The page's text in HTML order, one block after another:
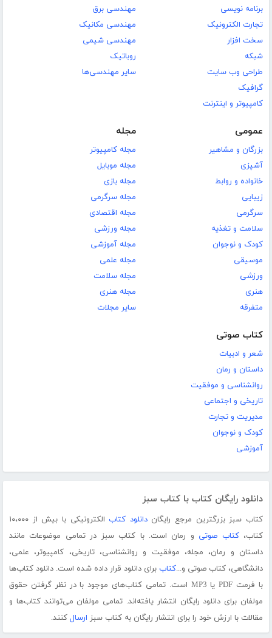
برنامه نویسی
تجارت الکترونیک
سخت افزار
شبکه
طراحی وب سایت
گرافیک
کامپیوتر و اینترنت
مهندسی برق
مهندسی مکانیک
مهندسی شیمی
روباتیک
سایر مهندسی‌ها
عمومی
بزرگان و مشاهیر
آشپزی
خانواده و روابط
زیبایی
سرگرمی
سلامت و تغذیه
کودک و نوجوان
موسیقی
ورزشی
هنری
متفرقه
مجله
مجله کامپیوتر
مجله موبایل
مجله بازی
مجله سرگرمی
مجله اقتصادی
مجله ورزشی
مجله آموزشی
مجله علمی
مجله سلامت
مجله هنری
سایر مجلات
کتاب صوتی
شعر و ادبیات
داستان و رمان
روانشناسی و موفقیت
تاریخی و اجتماعی
مدیریت و تجارت
کودک و نوجوان
آموزشی
دانلود رایگان کتاب با کتاب سبز
کتاب سبز بزرگترین مرجع رایگاندانلود کتاب
الکترونیکی با بیش از ۱۰،۰۰۰
کتاب،کتاب صوتی و رمان است. با کتاب سبز در تمامی موضوعات مانند
داستان و رمان، مجله، موفقیت و روانشناسی، تاریخی، کامپیوتر، علمی،
دانشگاهی، کتاب صوتی و...کتاب برای دانلود قرار داده شده است. دانلود کتاب‌ها
با فرمت PDF یا MP3 است. تمامی کتاب‌های موجود با در نظر گرفتن حقوق
مولفان برای دانلود رایگان انتشار یافته‌اند. تمامی مولفان می‌توانند کتاب‌ها و
مقالات با ارزش خود را برای انتشار رایگان به کتاب سبز ارسال کنند.